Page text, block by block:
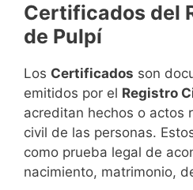
Certificados del
de Pulpí
Los Certificados son
emitidos por el Registro
acreditan hechos o actos
civil de las personas.
como prueba legal de
nacimiento, matrimonio,